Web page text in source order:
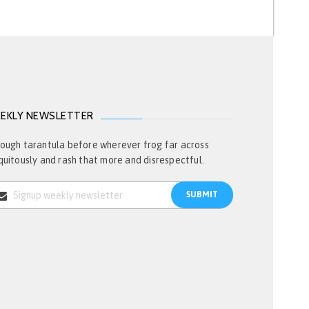
NEWSLETTER
tarantula before wherever frog far across
and rash that more and disrespectful.